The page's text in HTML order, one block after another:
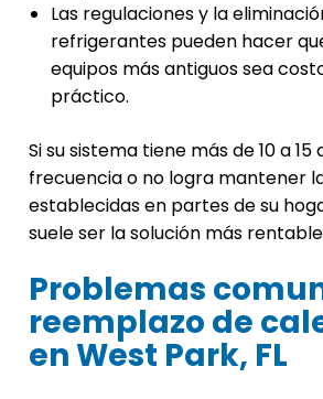
Las regulaciones y la
refrigerantes pueden hacer
equipos más antiguos sea
práctico.
Si su sistema tiene más de 10 a
frecuencia o no logra mantener
establecidas en partes de su
suele ser la solución más
Problemas
reemplazo de
en West Park, FL